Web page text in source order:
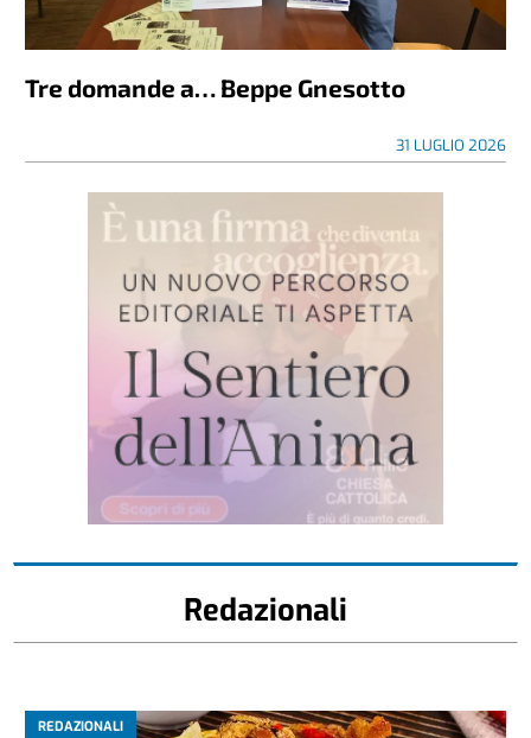
Tre domande a… Beppe Gnesotto
31 LUGLIO 2026
Redazionali
REDAZIONALI